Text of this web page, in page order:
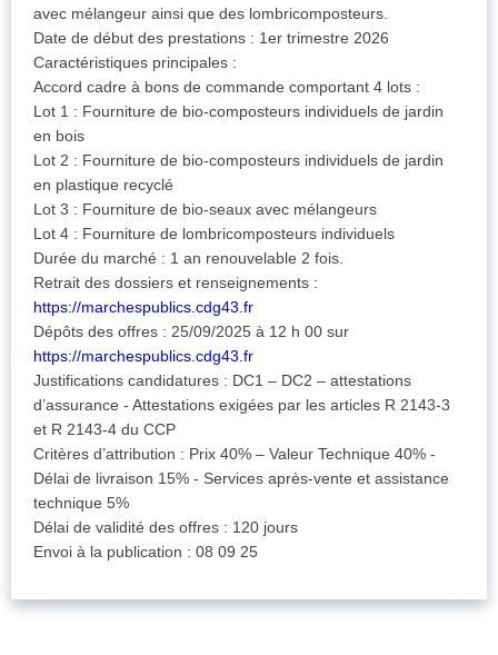
avec mélangeur ainsi que des lombricomposteurs.
Date de début des prestations : 1er trimestre 2026
Caractéristiques principales :
Accord cadre à bons de commande comportant 4 lots :
Lot 1 : Fourniture de bio-composteurs individuels de jardin
en bois
Lot 2 : Fourniture de bio-composteurs individuels de jardin
en plastique recyclé
Lot 3 : Fourniture de bio-seaux avec mélangeurs
Lot 4 : Fourniture de lombricomposteurs individuels
Durée du marché : 1 an renouvelable 2 fois.
Retrait des dossiers et renseignements :
https://marchespublics.cdg43.fr
Dépôts des offres : 25/09/2025 à 12 h 00 sur
https://marchespublics.cdg43.fr
Justifications candidatures : DC1 – DC2 – attestations
d’assurance - Attestations exigées par les articles R 2143-3
et R 2143-4 du CCP
Critères d’attribution : Prix 40% – Valeur Technique 40% -
Délai de livraison 15% - Services après-vente et assistance
technique 5%
Délai de validité des offres : 120 jours
Envoi à la publication : 08 09 25